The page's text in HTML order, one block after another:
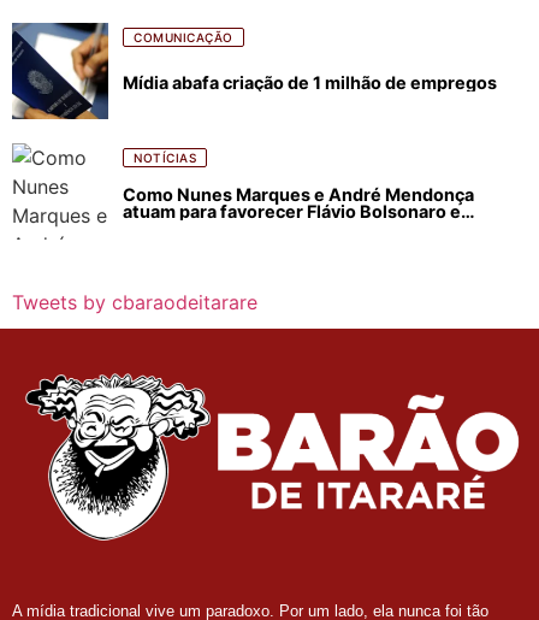
COMUNICAÇÃO
Mídia abafa criação de 1 milhão de empregos
NOTÍCIAS
Como Nunes Marques e André Mendonça
atuam para favorecer Flávio Bolsonaro e
Tweets by cbaraodeitarare
A mídia tradicional vive um paradoxo. Por um lado, ela nunca foi tão